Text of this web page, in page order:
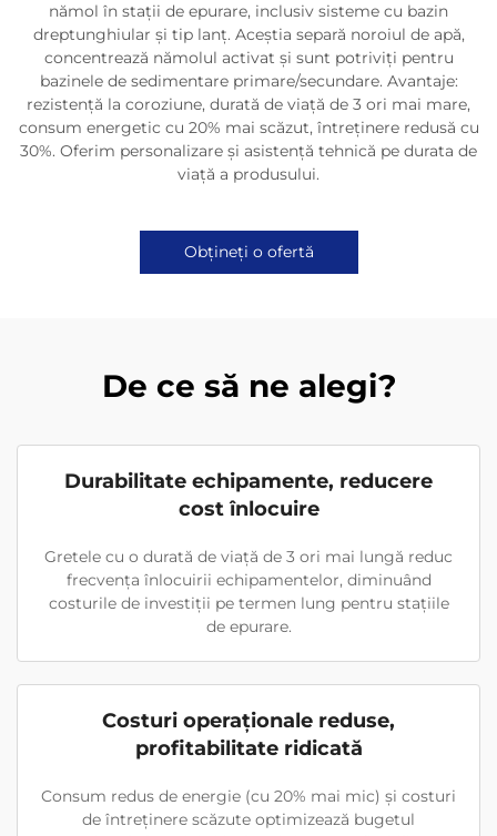
nămol în stații de epurare, inclusiv sisteme cu bazin
dreptunghiular și tip lanț. Aceștia separă noroiul de apă,
concentrează nămolul activat și sunt potriviți pentru
bazinele de sedimentare primare/secundare. Avantaje:
rezistență la coroziune, durată de viață de 3 ori mai mare,
consum energetic cu 20% mai scăzut, întreținere redusă cu
30%. Oferim personalizare și asistență tehnică pe durata de
viață a produsului.
Obțineți o ofertă
De ce să ne alegi?
Durabilitate echipamente, reducere
cost înlocuire
Gretele cu o durată de viață de 3 ori mai lungă reduc
frecvența înlocuirii echipamentelor, diminuând
costurile de investiții pe termen lung pentru stațiile
de epurare.
Costuri operaționale reduse,
profitabilitate ridicată
Consum redus de energie (cu 20% mai mic) și costuri
de întreținere scăzute optimizează bugetul